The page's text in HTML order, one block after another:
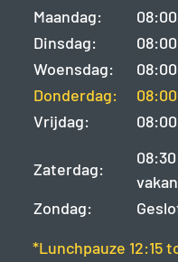
Maandag:
Dinsdag:
Woensdag:
Donderdag:
Vrijdag:
Zaterdag:
Zondag:
*Lunchpauze 12:15